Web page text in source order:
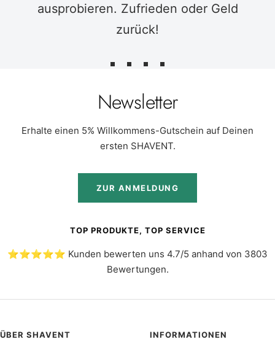
ausprobieren. Zufrieden oder Geld
zurück!
1
2
3
4
Newsletter
Erhalte einen 5% Willkommens-Gutschein auf Deinen
ersten SHAVENT.
ZUR ANMELDUNG
TOP PRODUKTE, TOP SERVICE
⭐️⭐️⭐️⭐️⭐️ Kunden bewerten uns 4.7/5 anhand von 3803
Bewertungen.
ÜBER SHAVENT INFORMATIONEN